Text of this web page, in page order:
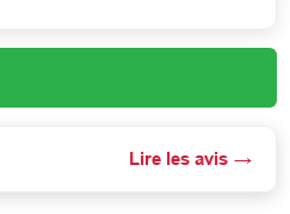
Lire les avis